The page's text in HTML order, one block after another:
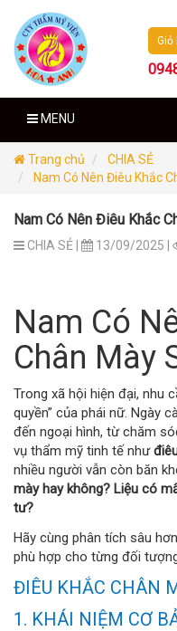
Giỏ
MENU
Trang chủ
CHIA SẺ
Nam Có Nên Điêu Khắc
Nam Có Nên Điêu Khắc
CHIA SẺ | 13/09/2025 |
Nam Có
Chân Mày
Trong xã hội hiện đại, nhu
quyền” của phái nữ. Ngày
đến ngoại hình, từ chăm
vụ thẩm mỹ tinh tế như
nhiều người vẫn còn băn
mày hay không? Liệu có
tư?
Hãy cùng phân tích sâu
phù hợp cho từng đối
ĐIÊU KHẮC CHÂN
1. KHÁI NIỆM CƠ